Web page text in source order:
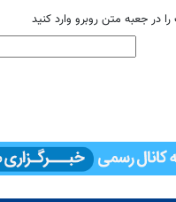
در جعبه متن روبرو وارد کنید